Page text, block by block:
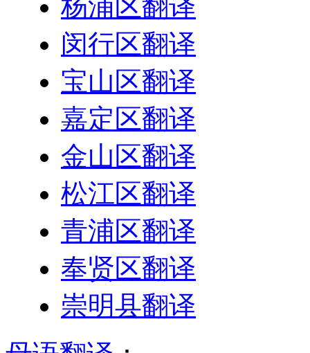
杨浦区翻译
闵行区翻译
宝山区翻译
嘉定区翻译
金山区翻译
松江区翻译
青浦区翻译
奉贤区翻译
崇明县翻译